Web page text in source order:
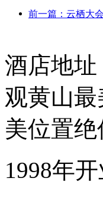
酒店地
观黄山
美位置绝
1998年